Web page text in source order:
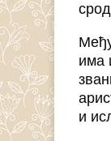
има
и